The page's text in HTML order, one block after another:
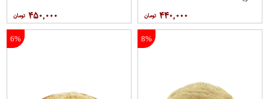
۴۴۰,۰۰۰ ۴۵۰,۰۰۰
8%
6%